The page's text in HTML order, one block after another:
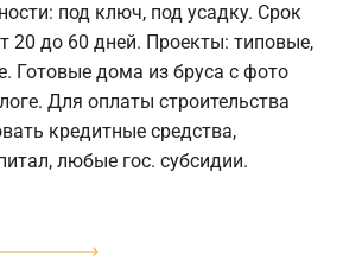
под ключ, под усадку. Срок
20 до 60 дней. Проекты: типовые,
Готовые дома из бруса с фото
Для оплаты строительства
кредитные средства,
любые гос. субсидии.